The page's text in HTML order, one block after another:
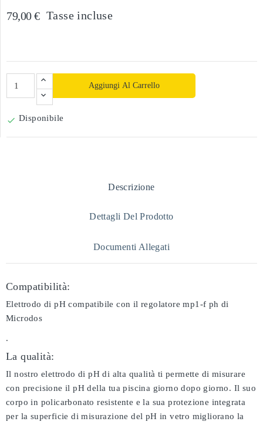
79,00 € Tasse incluse
Aggiungi Al Carrello
 Disponibile
Descrizione
Dettagli Del Prodotto
Documenti Allegati
Compatibilità:
Elettrodo di pH compatibile con il regolatore mp1-f ph di
Microdos
.
La qualità:
Il nostro elettrodo di pH di alta qualità ti permette di misurare
con precisione il pH della tua piscina giorno dopo giorno. Il suo
corpo in policarbonato resistente e la sua protezione integrata
per la superficie di misurazione del pH in vetro migliorano la